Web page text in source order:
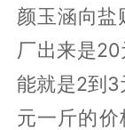
颜玉涵向盐
厂出来是
能就是2到
元一斤的